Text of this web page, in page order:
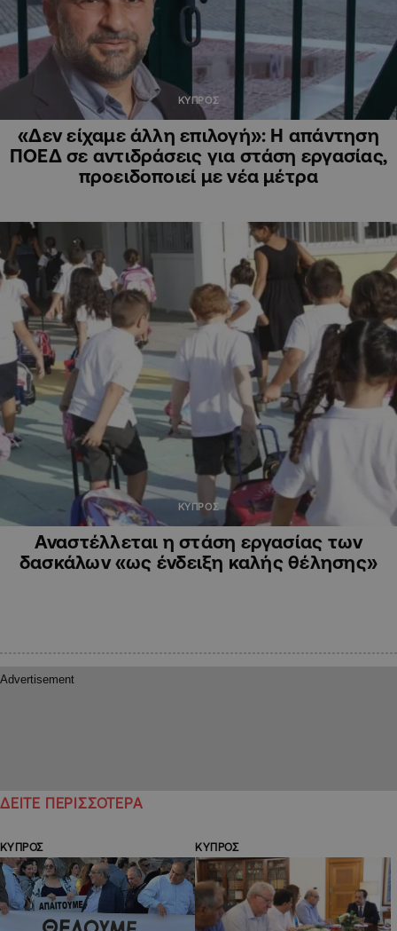
ΚΥΠΡΟΣ
«Δεν είχαμε άλλη επιλογή»: Η απάντηση
ΠΟΕΔ σε αντιδράσεις για στάση εργασίας,
προειδοποιεί με νέα μέτρα
ΚΥΠΡΟΣ
Αναστέλλεται η στάση εργασίας των
δασκάλων «ως ένδειξη καλής θέλησης»
ΔΕΙΤΕ ΠΕΡΙΣΣΟΤΕΡΑ
ΚΥΠΡΟΣ ΚΥΠΡΟΣ